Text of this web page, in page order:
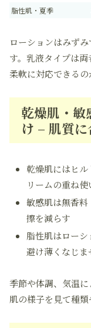
脂性肌・夏季
ローションはみず
す。乳液タイプは
柔軟に対応できるの
乾燥肌・敏
け – 肌質
乾燥肌にはヒ
リームの重ね
敏感肌は無香
擦を減らす
脂性肌はロー
避け薄くなじま
季節や体調、気温に
肌の様子を見て種類